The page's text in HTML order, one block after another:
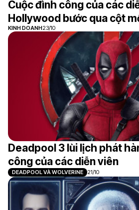
Cuộc đình công của các
Hollywood bước qua cột
KINH DOANH23/10
Deadpool 3 lùi lịch phát
công của các diễn viên
DEADPOOL VÀ WOLVERINE 21/10